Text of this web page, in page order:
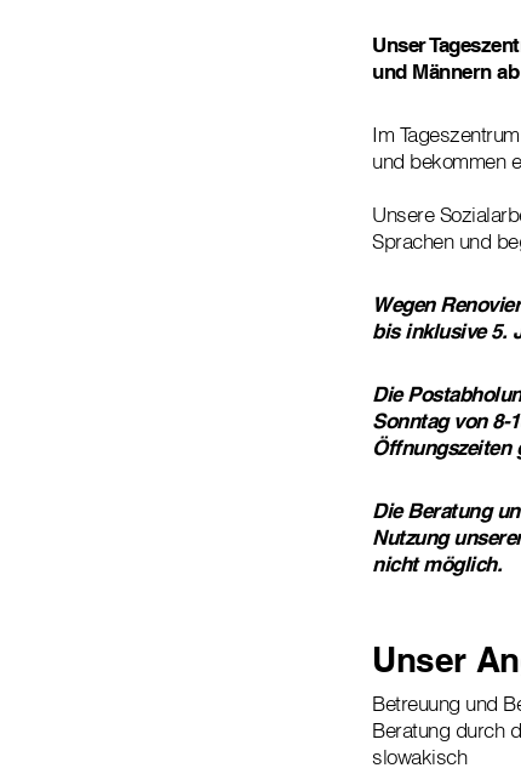
Unser
und Männern
Im
und bekommen
Unsere
Sprachen und
Wegen
bis inklusive 5.
Die
Sonntag von 8-
Öffnungszeiten
Die Beratung
Nutzung
nicht möglich.
Unser
Betreuung und
Beratung durch
slowakisch